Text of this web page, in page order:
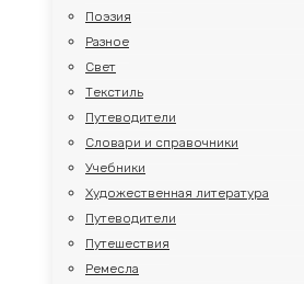
Поэзия
Разное
Свет
Текстиль
Путеводители
Словари и справочники
Учебники
Художественная литература
Путеводители
Путешествия
Ремесла